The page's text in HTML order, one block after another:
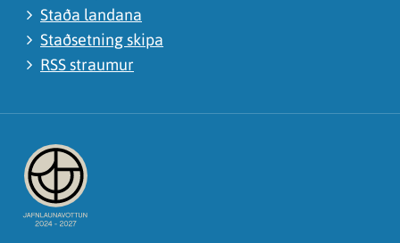
Staða landana
Staðsetning skipa
RSS straumur